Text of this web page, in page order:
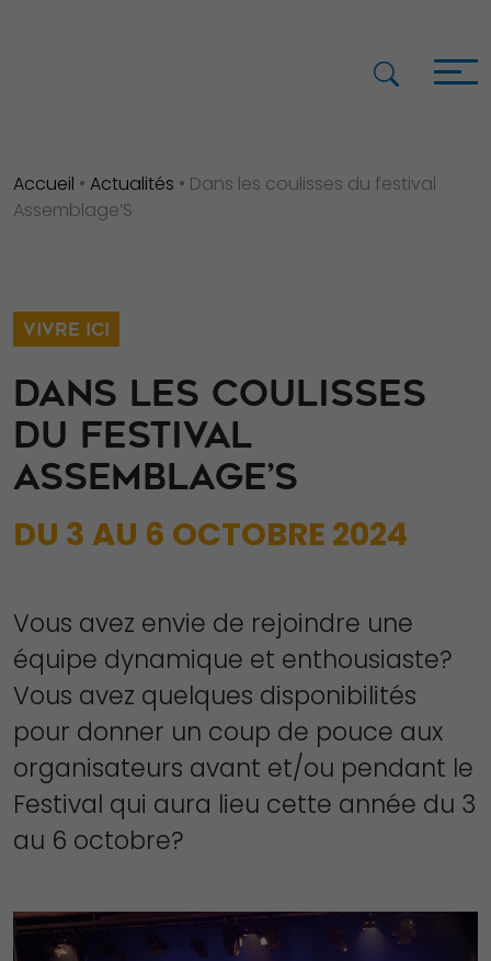
Accueil • Actualités • Dans les coulisses du festival
Assemblage’S
VIVRE ICI
DANS LES COULISSES
DU FESTIVAL
ASSEMBLAGE’S
DU 3 AU 6 OCTOBRE 2024
Vous avez envie de rejoindre une
équipe dynamique et enthousiaste?
Vous avez quelques disponibilités
pour donner un coup de pouce aux
organisateurs avant et/ou pendant le
Festival qui aura lieu cette année du 3
au 6 octobre?